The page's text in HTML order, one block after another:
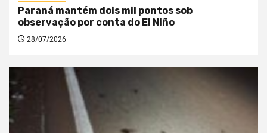
Paraná mantém dois mil pontos sob
observação por conta do El Niño
28/07/2026